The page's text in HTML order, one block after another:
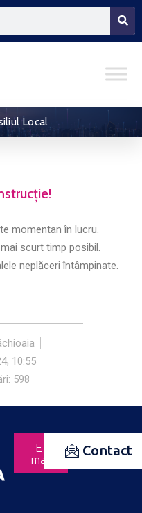
Local
momentan în lucru.
scurt timp posibil.
neplăceri întâmpinate.
10:55
598
E-
mail
Contact